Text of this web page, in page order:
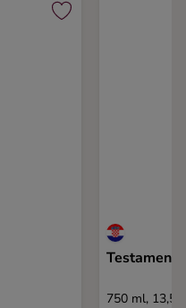
Testament
750 ml,